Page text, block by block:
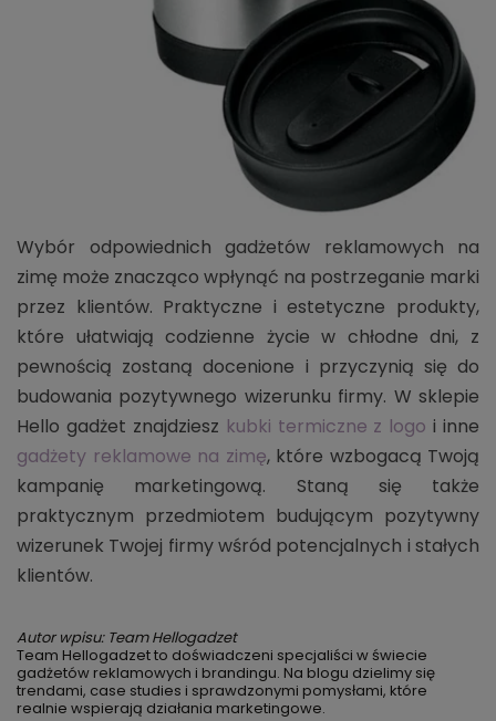
Wybór odpowiednich gadżetów reklamowych na
zimę może znacząco wpłynąć na postrzeganie marki
przez klientów. Praktyczne i estetyczne produkty,
które ułatwiają codzienne życie w chłodne dni, z
pewnością zostaną docenione i przyczynią się do
budowania pozytywnego wizerunku firmy. W sklepie
Hello gadżet znajdziesz kubki termiczne z logo i inne
gadżety reklamowe na zimę, które wzbogacą Twoją
kampanię marketingową. Staną się także
praktycznym przedmiotem budującym pozytywny
wizerunek Twojej firmy wśród potencjalnych i stałych
klientów.
Autor wpisu: Team Hellogadzet
Team Hellogadzet to doświadczeni specjaliści w świecie
gadżetów reklamowych i brandingu. Na blogu dzielimy się
trendami, case studies i sprawdzonymi pomysłami, które
realnie wspierają działania marketingowe.